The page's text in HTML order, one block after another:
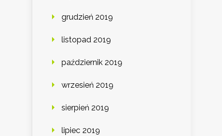
grudzień 2019
listopad 2019
październik 2019
wrzesień 2019
sierpień 2019
lipiec 2019